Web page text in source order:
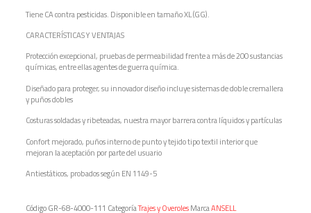
Tiene CA contra pesticidas. Disponible en tamaño XL (GG).
CARACTERÍSTICAS Y VENTAJAS
Protección excepcional, pruebas de permeabilidad frente a más de 200 sustancias
químicas, entre ellas agentes de guerra química.
Diseñado para proteger, su innovador diseño incluye sistemas de doble cremallera
y puños dobles
Costuras soldadas y ribeteadas, nuestra mayor barrera contra líquidos y partículas
Confort mejorado, puños interno de punto y tejido tipo textil interior que
mejoran la aceptación por parte del usuario
Antiestáticos, probados según EN 1149-5
CódigoGR-68-4000-111 CategoríaTrajes y OverolesMarcaANSELL